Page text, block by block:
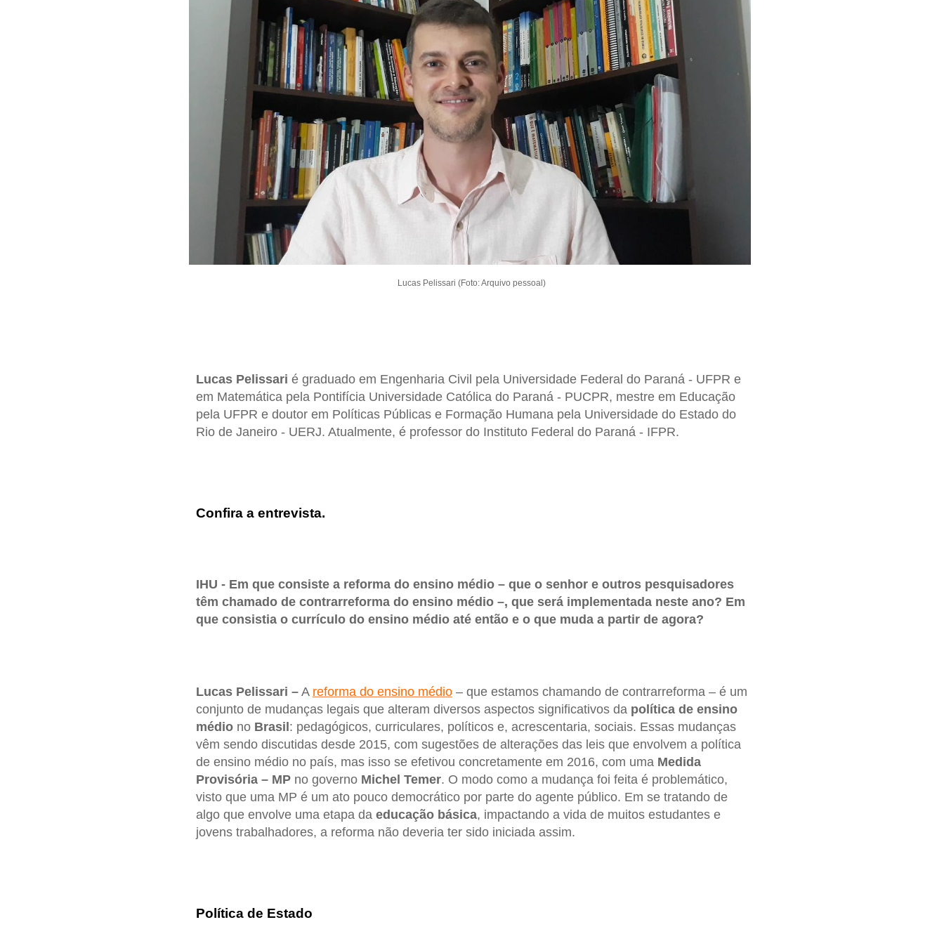
Lucas Pelissari (Foto: Arquivo pessoal)
Lucas Pelissari é graduado em Engenharia Civil pela Universidade Federal do Paraná - UFPR e
em Matemática pela Pontifícia Universidade Católica do Paraná - PUCPR, mestre em Educação
pela UFPR e doutor em Políticas Públicas e Formação Humana pela Universidade do Estado do
Rio de Janeiro - UERJ. Atualmente, é professor do Instituto Federal do Paraná - IFPR.
Confira a entrevista.
IHU - Em que consiste a reforma do ensino médio – que o senhor e outros pesquisadores
têm chamado de contrarreforma do ensino médio –, que será implementada neste ano? Em
que consistia o currículo do ensino médio até então e o que muda a partir de agora?
Lucas Pelissari –A reforma do ensino médio– que estamos chamando de contrarreforma – é um
conjunto de mudanças legais que alteram diversos aspectos significativos da política de ensino
médiono Brasil : pedagógicos, curriculares, políticos e, acrescentaria, sociais. Essas mudanças
vêm sendo discutidas desde 2015, com sugestões de alterações das leis que envolvem a política
de ensino médio no país, mas isso se efetivou concretamente em 2016, com umaMedida
Provisória – MPno governo Michel Temer. O modo como a mudança foi feita é problemático,
visto que uma MP é um ato pouco democrático por parte do agente público. Em se tratando de
algo que envolve uma etapa da educação básica, impactando a vida de muitos estudantes e
jovens trabalhadores, a reforma não deveria ter sido iniciada assim.
Política de Estado